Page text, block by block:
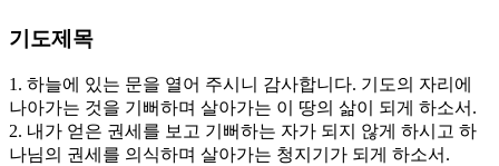
기도제목
1. 하늘에 있는 문을 열어 주시니 감사합니다. 기도의 자리에
나아가는 것을 기뻐하며 살아가는 이 땅의 삶이 되게 하소서.
2. 내가 얻은 권세를 보고 기뻐하는 자가 되지 않게 하시고 하
나님의 권세를 의식하며 살아가는 청지기가 되게 하소서.